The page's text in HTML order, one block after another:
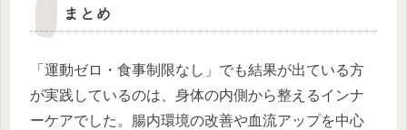
まとめ
「運動ゼロ・食事制限なし」でも結果が出ている方
が実践しているのは、身体の内側から整えるインナ
ーケアでした。腸内環境の改善や血流アップを中心